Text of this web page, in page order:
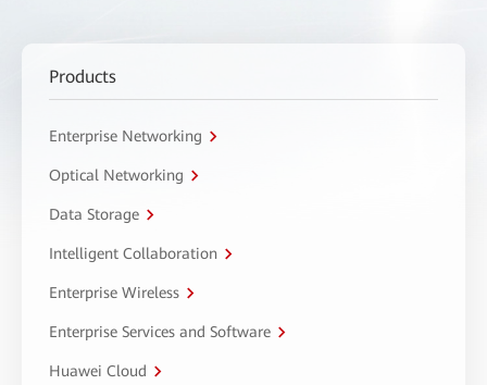
Products
Enterprise Networking
Optical Networking
Data Storage
Intelligent Collaboration
Enterprise Wireless
Enterprise Services and Software
Huawei Cloud